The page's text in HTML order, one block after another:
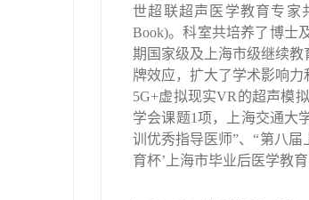
世超联超声医学教育专家
Book)。科室共培养了博士
期国家级及上海市级继续
牌效应，扩大了学术影响
5G+虚拟现实VR 的超声模
学会课题1项，上海交通大
训优秀指导医师”、“第八
育杯’上海市毕业后医学教